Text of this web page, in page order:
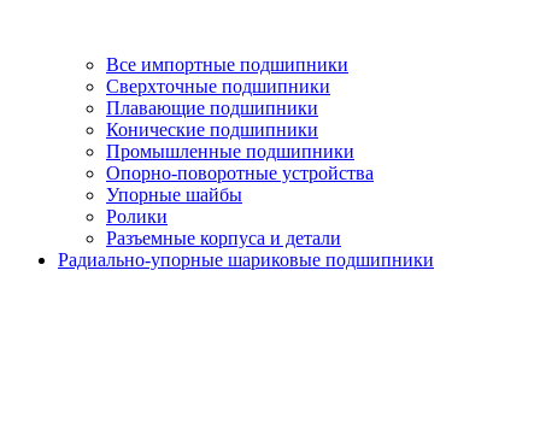
Все импортные подшипники
Сверхточные подшипники
Плавающие подшипники
Конические подшипники
Промышленные подшипники
Опорно-поворотные устройства
Упорные шайбы
Ролики
Разъемные корпуса и детали
Радиально-упорные шариковые подшипники